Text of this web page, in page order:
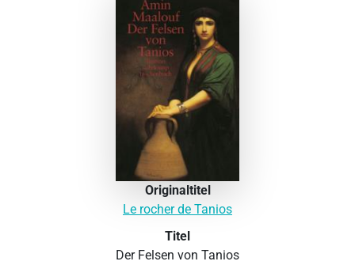
Originaltitel
Le rocher de Tanios
Titel
Der Felsen von Tanios